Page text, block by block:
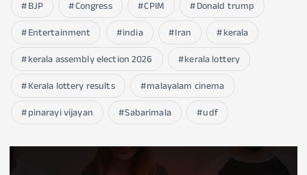
BJP Congress CPIM
Donald trump
Entertainment
india Iran
kerala
kerala assembly election 2026
kerala lottery
Kerala lottery results
malayalam cinema
pinarayi vijayan
Sabarimala udf